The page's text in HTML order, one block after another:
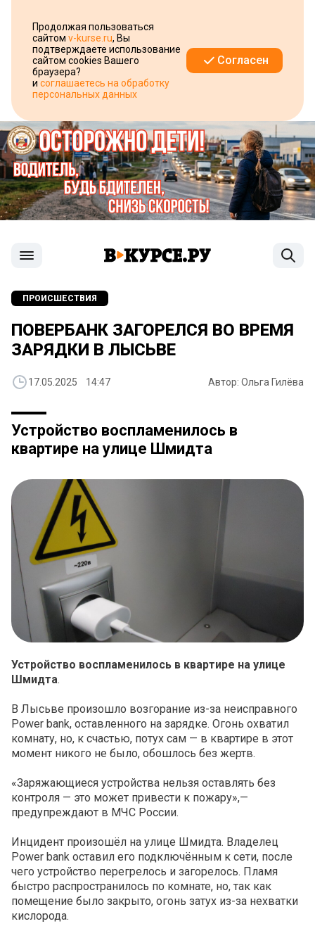
Продолжая пользоваться
сайтом v-kurse.ru, Вы
подтверждаете использование
сайтом cookies Вашего
браузера?
и соглашаетесь на обработку
персональных данных
Согласен
ПРОИСШЕСТВИЯ
ПОВЕРБАНК ЗАГОРЕЛСЯ ВО ВРЕМЯ
ЗАРЯДКИ В ЛЫСЬВЕ
17.05.2025 14:47 Автор: Ольга Гилёва
Устройство воспламенилось в
квартире на улице Шмидта
Устройство воспламенилось в квартире на улице
Шмидта.
В Лысьве произошло возгорание из-за неисправного
Power bank, оставленного на зарядке. Огонь охватил
комнату, но, к счастью, потух сам — в квартире в этот
момент никого не было, обошлось без жертв.
«Заряжающиеся устройства нельзя оставлять без
контроля — это может привести к пожару»,—
предупреждают в МЧС России.
Инцидент произошёл на улице Шмидта. Владелец
Power bank оставил его подключённым к сети, после
чего устройство перегрелось и загорелось. Пламя
быстро распространилось по комнате, но, так как
помещение было закрыто, огонь затух из-за нехватки
кислорода.